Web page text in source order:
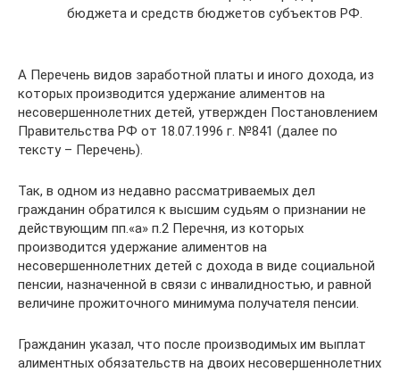
бюджета и средств бюджетов субъектов РФ.
А Перечень видов заработной платы и иного дохода, из
которых производится удержание алиментов на
несовершеннолетних детей, утвержден Постановлением
Правительства РФ от 18.07.1996 г. №841 (далее по
тексту – Перечень).
Так, в одном из недавно рассматриваемых дел
гражданин обратился к высшим судьям о признании не
действующим пп.«а» п.2 Перечня, из которых
производится удержание алиментов на
несовершеннолетних детей с дохода в виде социальной
пенсии, назначенной в связи с инвалидностью, и равной
величине прожиточного минимума получателя пенсии.
Гражданин указал, что после производимых им выплат
алиментных обязательств на двоих несовершеннолетних